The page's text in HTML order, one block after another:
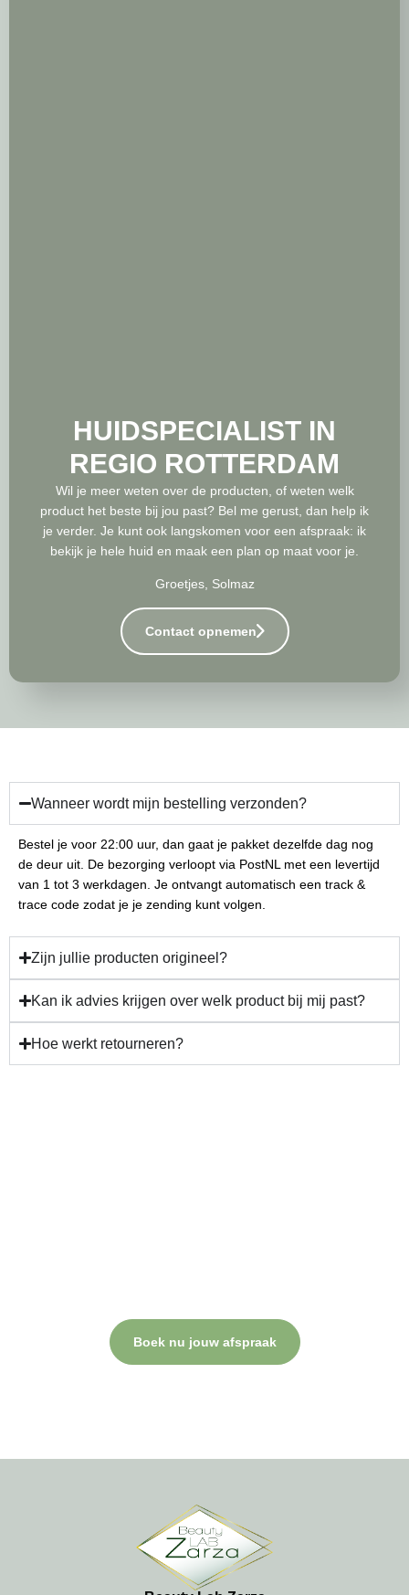
HUIDSPECIALIST IN
REGIO ROTTERDAM
Wil je meer weten over de producten, of weten welk
product het beste bij jou past? Bel me gerust, dan help ik
je verder. Je kunt ook langskomen voor een afspraak: ik
bekijk je hele huid en maak een plan op maat voor je.
Groetjes, Solmaz
Contact opnemen
Wanneer wordt mijn bestelling verzonden?
Bestel je voor 22:00 uur, dan gaat je pakket dezelfde dag nog
de deur uit. De bezorging verloopt via PostNL met een levertijd
van 1 tot 3 werkdagen. Je ontvangt automatisch een track &
trace code zodat je je zending kunt volgen.
Zijn jullie producten origineel?
Kan ik advies krijgen over welk product bij mij past?
Hoe werkt retourneren?
Boek nu jouw afspraak